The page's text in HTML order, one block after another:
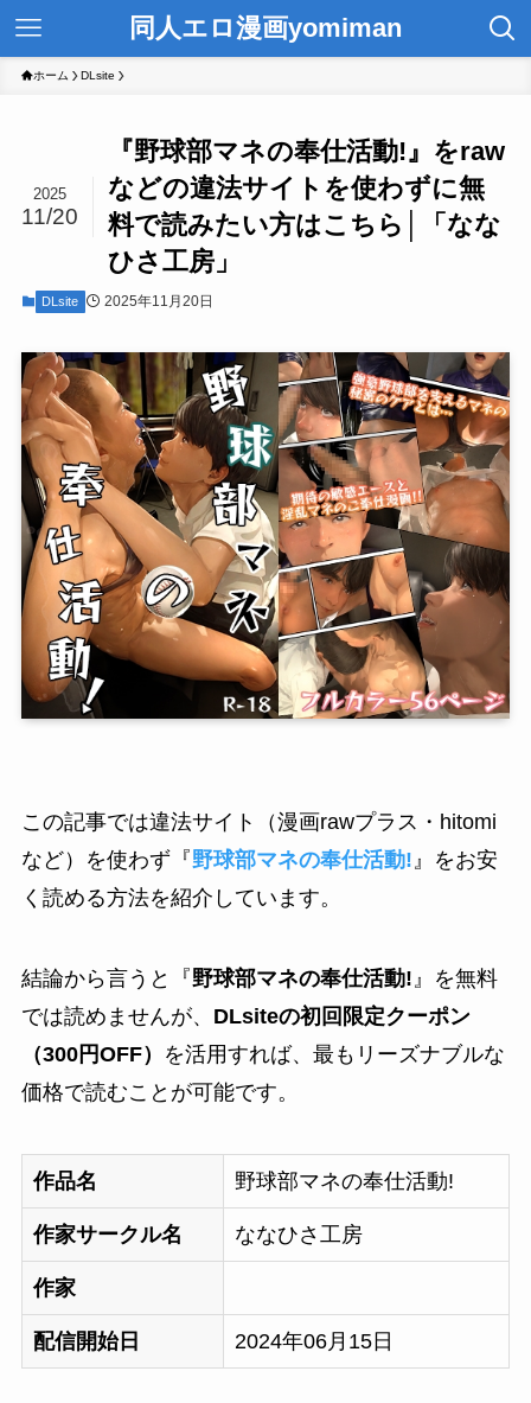
同人エロ漫画yomiman
ホーム DLsite
『野球部マネの奉仕活動!』をraw
などの違法サイトを使わずに無
料で読みたい方はこちら│「なな
ひさ工房」
2025
11/20
DLsite 2025年11月20日
この記事では違法サイト（漫画rawプラス・hitomi
など）を使わず『野球部マネの奉仕活動!』をお安
く読める方法を紹介しています。
結論から言うと『野球部マネの奉仕活動!』を無料
では読めませんが、 DLsiteの初回限定クーポン
（300円OFF）
を活用すれば、最もリーズナブルな
価格で読むことが可能です。
作品名 野球部マネの奉仕活動!
作家サークル名 ななひさ工房
作家
配信開始日 2024年06月15日